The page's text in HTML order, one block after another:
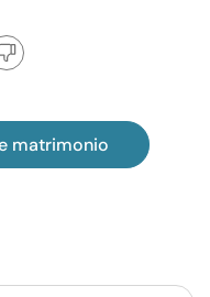
matrimonio